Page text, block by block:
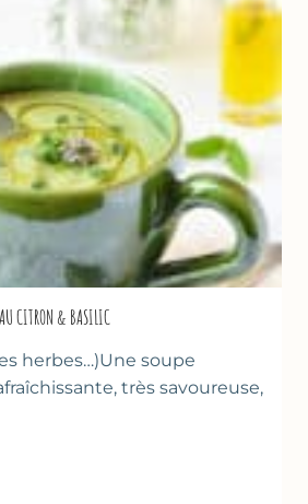
AU CITRON & BASILIC
herbes…)Une soupe
très savoureuse,